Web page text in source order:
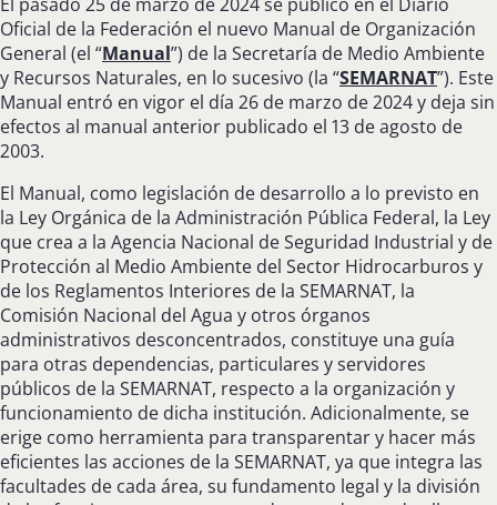
Oficial de la Federación el nuevo Manual de Organización
General (el “Manual”) de la Secretaría de Medio Ambiente
y Recursos Naturales, en lo sucesivo (la “SEMARNAT”). Este
Manual entró en vigor el día 26 de marzo de 2024 y deja sin
efectos al manual anterior publicado el 13 de agosto de
2003.
El Manual, como legislación de desarrollo a lo previsto en
la Ley Orgánica de la Administración Pública Federal, la Ley
que crea a la Agencia Nacional de Seguridad Industrial y de
Protección al Medio Ambiente del Sector Hidrocarburos y
de los Reglamentos Interiores de la SEMARNAT, la
Comisión Nacional del Agua y otros órganos
administrativos desconcentrados, constituye una guía
para otras dependencias, particulares y servidores
públicos de la SEMARNAT, respecto a la organización y
funcionamiento de dicha institución. Adicionalmente, se
erige como herramienta para transparentar y hacer más
eficientes las acciones de la SEMARNAT, ya que integra las
facultades de cada área, su fundamento legal y la división